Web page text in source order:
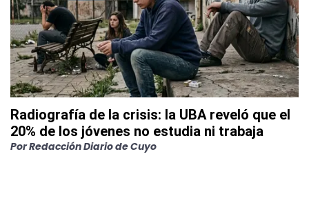
Radiografía de la crisis: la UBA reveló que el
20% de los jóvenes no estudia ni trabaja
PorRedacción Diario de Cuyo